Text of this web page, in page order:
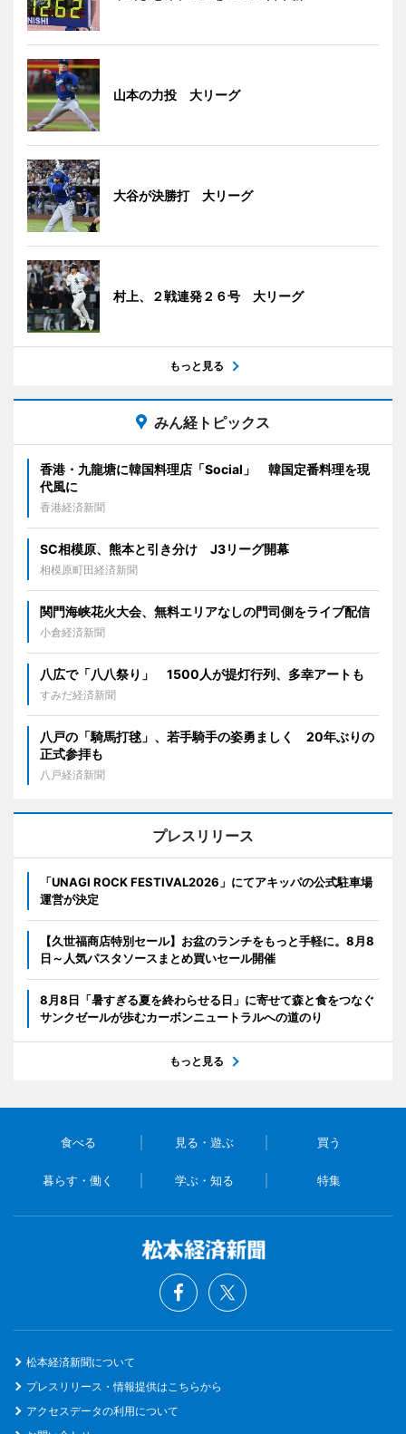
山本の力投 大リーグ
大谷が決勝打 大リーグ
村上、２戦連発２６号 大リーグ
もっと見る
みん経トピックス
香港・九龍塘に韓国料理店「Social」 韓国定番料理を現
代風に
香港経済新聞
SC相模原、熊本と引き分け J3リーグ開幕
相模原町田経済新聞
関門海峡花火大会、無料エリアなしの門司側をライブ配信
小倉経済新聞
八広で「八八祭り」 1500人が提灯行列、多幸アートも
すみだ経済新聞
八戸の「騎馬打毬」、若手騎手の姿勇ましく 20年ぶりの
正式参拝も
八戸経済新聞
プレスリリース
「UNAGI ROCK FESTIVAL2026」にてアキッパの公式駐車場
運営が決定
【久世福商店特別セール】お盆のランチをもっと手軽に。8月8
日～人気パスタソースまとめ買いセール開催
8月8日「暑すぎる夏を終わらせる日」に寄せて森と食をつなぐ
サンクゼールが歩むカーボンニュートラルへの道のり
もっと見る
食べる 見る・遊ぶ 買う
暮らす・働く 学ぶ・知る 特集
松本経済新聞について
プレスリリース・情報提供はこちらから
アクセスデータの利用について